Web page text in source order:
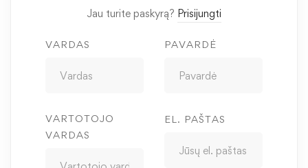
Jau turite paskyrą? Prisijungti
VARDAS PAVARDĖ
VARTOTOJO
VARDAS
EL. PAŠTAS